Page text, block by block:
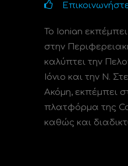
Το Ionian
στην
καλύπτει την
Ιόνιο και την Ν.
Ακόμη, εκπέμπει
πλατφόρμα της
καθώς και